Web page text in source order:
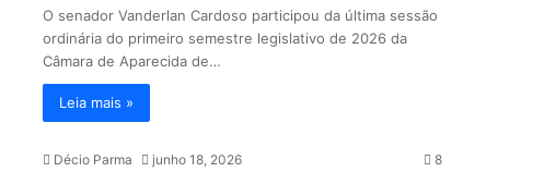
O senador Vanderlan Cardoso participou da última sessão
ordinária do primeiro semestre legislativo de 2026 da
Câmara de Aparecida de…
Leia mais »
Décio Parma junho 18, 2026 8